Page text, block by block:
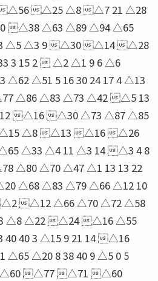
△56 △25 △8 △7 21 △28
△38 △63 △89 △94 △65
△5 △3 9 △30 △14 △28
3 15 2  △2 △1 9 6 △6
△51 5 16 30 24 17 4 △13
△86 △83 △73 △42 △5 13
△16 △30 △73 △87 △85
△15 △8 △13 △16 △26
△33 △4 11 △3 14 △3 4 8
△80 △70 △47 △1 13 13 22
△68 △83 △79 △66 △12 10
△2 △12 △66 △70 △72 △58
△8 △22 △24 △16 △55
40 3 △15 9 21 14 △16
△20 8 38 40 9 △5 0 5
△77 △71 △60